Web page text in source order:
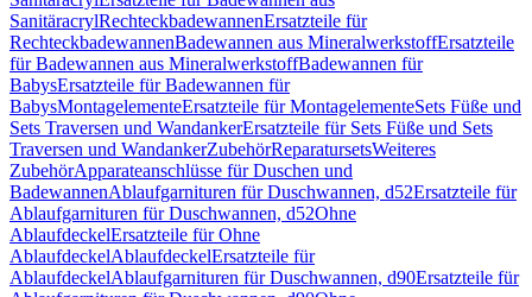
SanitäracrylRechteckbadewannenErsatzteile für
RechteckbadewannenBadewannen aus MineralwerkstoffErsatzteile
für Badewannen aus MineralwerkstoffBadewannen für
BabysErsatzteile für Badewannen für
BabysMontagelementeErsatzteile für MontagelementeSets Füße und
Sets Traversen und WandankerErsatzteile für Sets Füße und Sets
Traversen und WandankerZubehörReparatursetsWeiteres
ZubehörApparateanschlüsse für Duschen und
BadewannenAblaufgarnituren für Duschwannen, d52Ersatzteile für
Ablaufgarnituren für Duschwannen, d52Ohne
AblaufdeckelErsatzteile für Ohne
AblaufdeckelAblaufdeckelErsatzteile für
AblaufdeckelAblaufgarnituren für Duschwannen, d90Ersatzteile für